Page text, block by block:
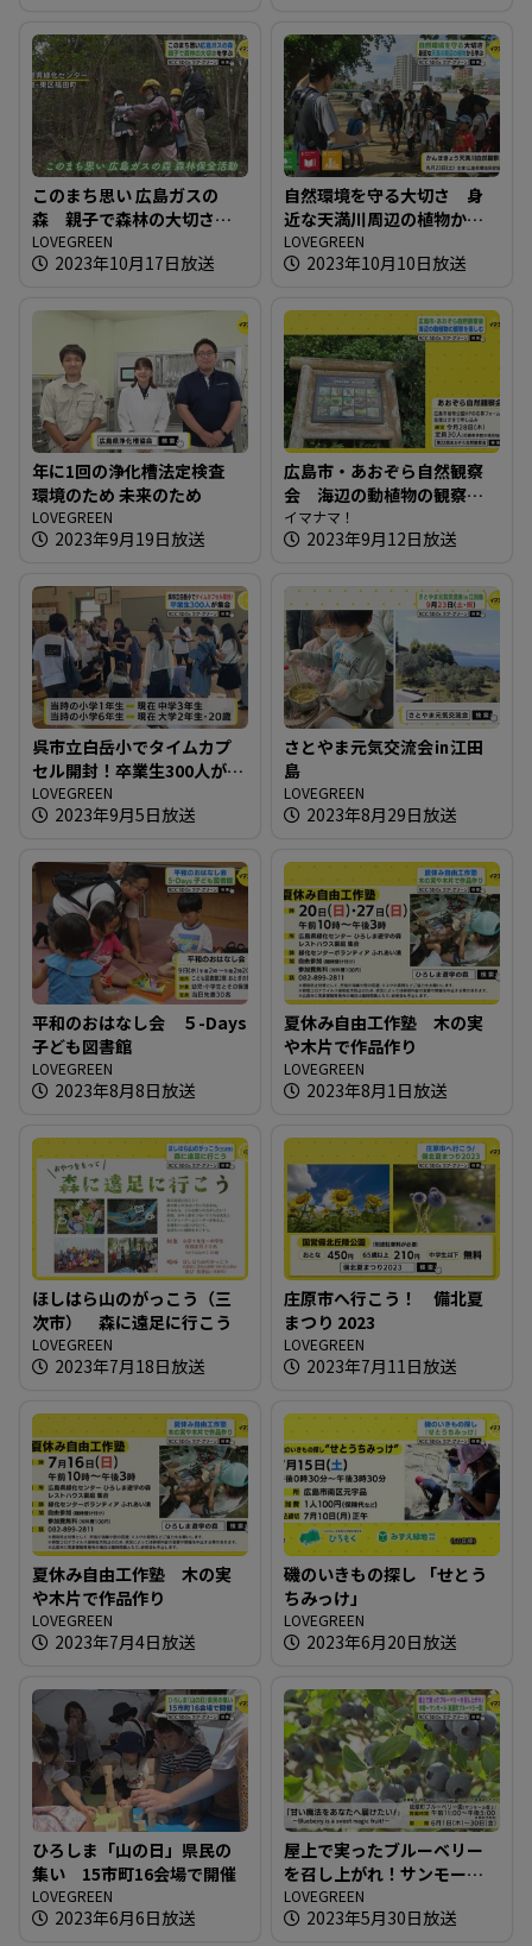
このまち思い 広島ガスの
森 親子で森林の大切さを
学ぶ
LOVEGREEN
2023年10月17日放送
自然環境を守る大切さ 身
近な天満川周辺の植物から
学ぶ
LOVEGREEN
2023年10月10日放送
年に1回の浄化槽法定検査
環境のため 未来のため
LOVEGREEN
2023年9月19日放送
広島市・あおぞら自然観察
会 海辺の動植物の観察を
楽しむ
イマナマ！
2023年9月12日放送
呉市立白岳小でタイムカプ
セル開封！卒業生300人が集
合
LOVEGREEN
2023年9月5日放送
さとやま元気交流会㏌江田
島
LOVEGREEN
2023年8月29日放送
平和のおはなし会 ５-Days
子ども図書館
LOVEGREEN
2023年8月8日放送
夏休み自由工作塾 木の実
や木片で作品作り
LOVEGREEN
2023年8月1日放送
ほしはら山のがっこう（三
次市） 森に遠足に行こう
LOVEGREEN
2023年7月18日放送
庄原市へ行こう！ 備北夏
まつり 2023
LOVEGREEN
2023年7月11日放送
夏休み自由工作塾 木の実
や木片で作品作り
LOVEGREEN
2023年7月4日放送
磯のいきもの探し 「せとう
ちみっけ」
LOVEGREEN
2023年6月20日放送
ひろしま「山の日」県民の
集い 15市町16会場で開催
LOVEGREEN
2023年6月6日放送
屋上で実ったブルーベリー
を召し上がれ！サンモール
「紙屋町ブルーベリー園」
LOVEGREEN
2023年5月30日放送